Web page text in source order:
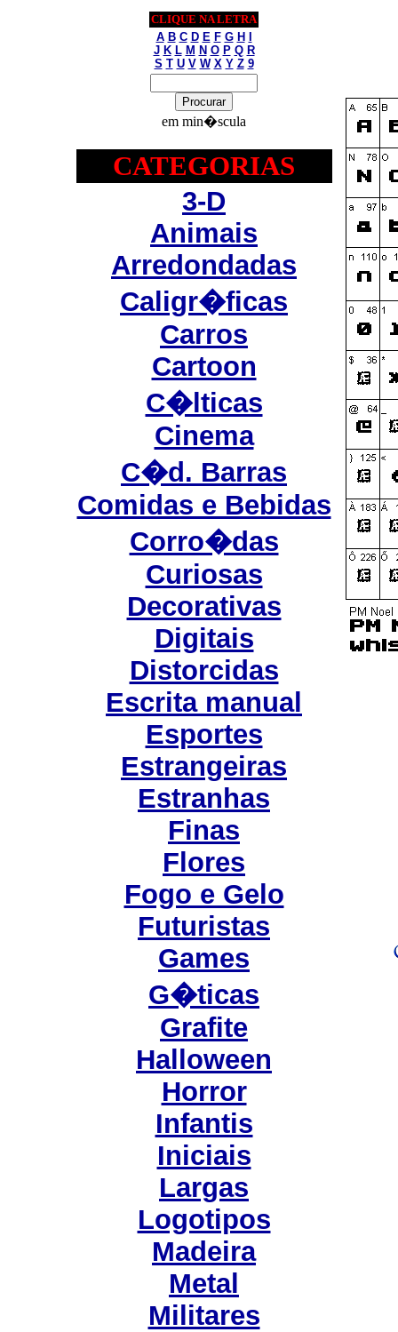
CLIQUE NA LETRA
A B C D E F G H
J K L M N O P Q R
S T U V W X Y Z 9
em min�scula
CATEGORIAS
3-D
Animais
Arredondadas
Caligr�ficas
Carros
Cartoon
C�lticas
Cinema
C�d. Barras
Comidas e Bebidas
Corro�das
Curiosas
Decorativas
Digitais
Distorcidas
Escrita manual
Esportes
Estrangeiras
Estranhas
Finas
Flores
Fogo e Gelo
Futuristas
Games
G�ticas
Grafite
Halloween
Horror
Infantis
Iniciais
Largas
Logotipos
Madeira
Metal
Militares